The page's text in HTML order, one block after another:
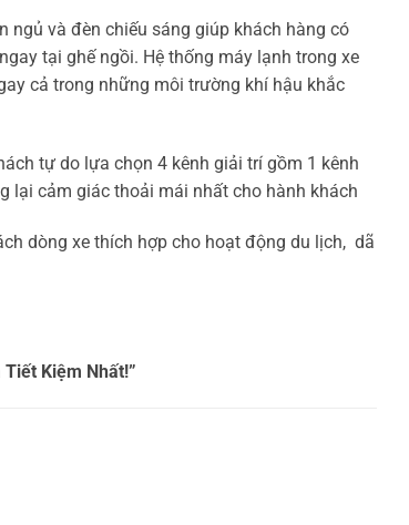
ngủ và đèn chiếu sáng giúp khách hàng có
tại ghế ngồi. Hệ thống máy lạnh trong xe
cả trong những môi trường khí hậu khắc
tự do lựa chọn 4 kênh giải trí gồm 1 kênh
lại cảm giác thoải mái nhất cho hành khách
dòng xe thích hợp cho hoạt động du lịch, dã
Kiệm Nhất!”